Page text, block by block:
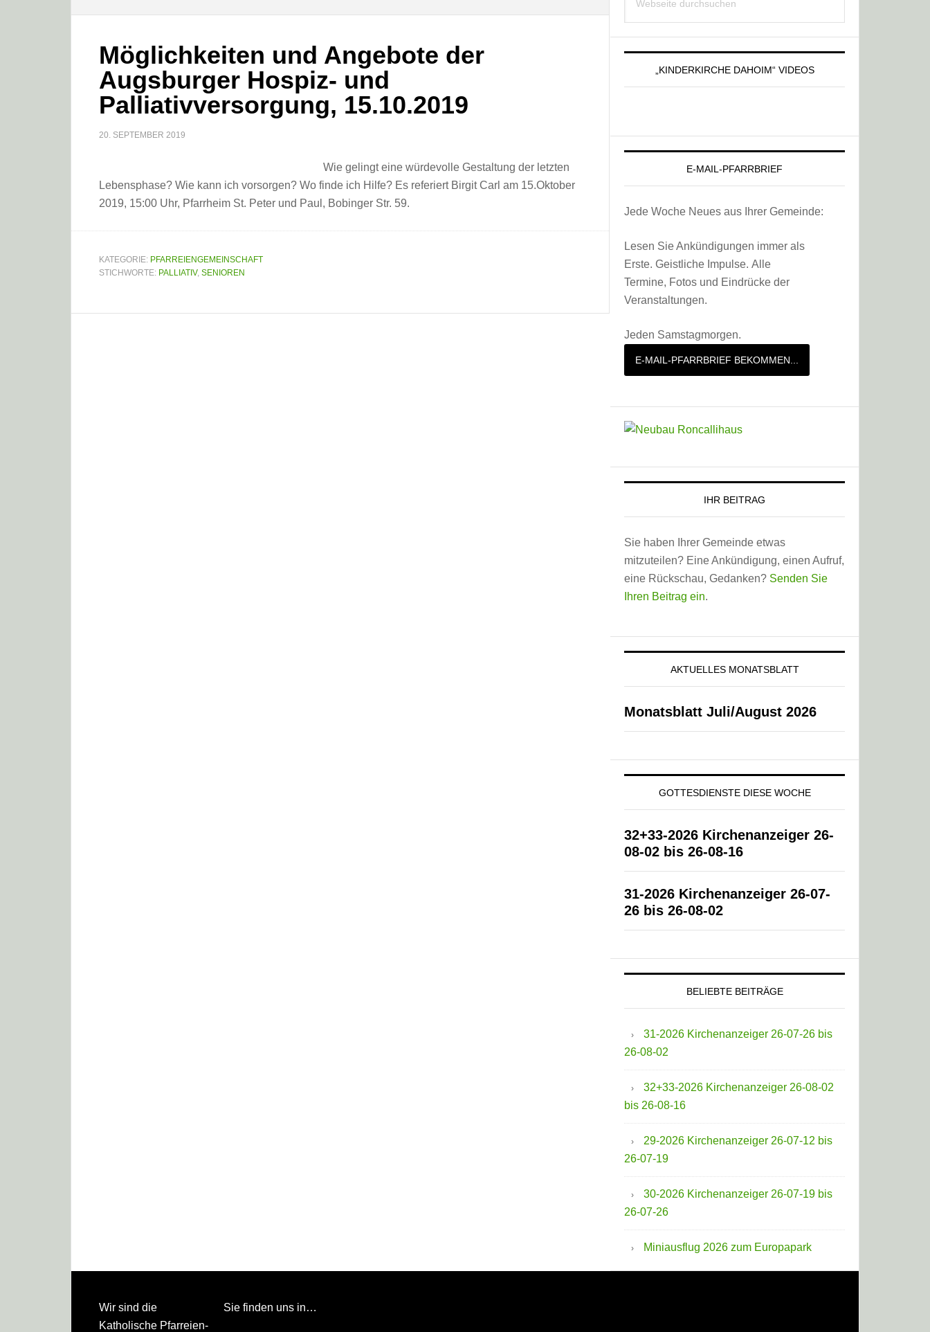
Möglichkeiten und Angebote der
Augsburger Hospiz- und
Palliativversorgung, 15.10.2019
20. SEPTEMBER 2019
Wie gelingt eine würdevolle Gestaltung der letzten
Lebensphase? Wie kann ich vorsorgen? Wo finde ich Hilfe? Es referiert Birgit Carl am 15.Oktober
2019, 15:00 Uhr, Pfarrheim St. Peter und Paul, Bobinger Str. 59.
KATEGORIE: PFARREIENGEMEINSCHAFT
STICHWORTE: PALLIATIV, SENIOREN
Sidebar
durchsuchen
„KINDERKIRCHE DAHOIM“ VIDEOS
E-MAIL-PFARRBRIEF
Jede Woche Neues aus Ihrer Gemeinde:
Lesen Sie Ankündigungen immer als
Erste. Geistliche Impulse. Alle
Termine, Fotos und Eindrücke der
Veranstaltungen.
Jeden Samstagmorgen.
E-MAIL-PFARRBRIEF BEKOMMEN...
IHR BEITRAG
Sie haben Ihrer Gemeinde etwas
mitzuteilen? Eine Ankündigung, einen Aufruf,
eine Rückschau, Gedanken? Senden Sie
Ihren Beitrag ein.
AKTUELLES MONATSBLATT
Monatsblatt Juli/August 2026
GOTTESDIENSTE DIESE WOCHE
32+33-2026 Kirchenanzeiger 26-
08-02 bis 26-08-16
31-2026 Kirchenanzeiger 26-07-
26 bis 26-08-02
BELIEBTE BEITRÄGE
31-2026 Kirchenanzeiger 26-07-26 bis
26-08-02
32+33-2026 Kirchenanzeiger 26-08-02
bis 26-08-16
29-2026 Kirchenanzeiger 26-07-12 bis
26-07-19
30-2026 Kirchenanzeiger 26-07-19 bis
26-07-26
Miniausflug 2026 zum Europapark
Footer
Wir sind die
Katholische Pfarreien­
Sie finden uns in…